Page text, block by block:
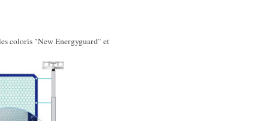
coloris "New Energyguard" et